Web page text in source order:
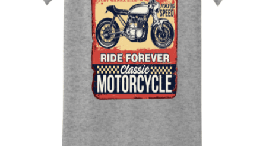
Quick View
UNISEX TSHIRT